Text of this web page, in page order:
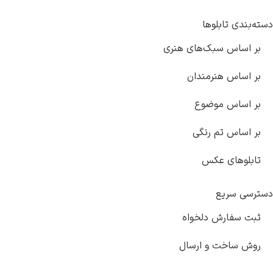
تابلوها
اساس سبک‌های هنری
اساس هنرمندان
اساس موضوع
اساس تم رنگی
عکس
سریع
سفارش دلخواه
ساخت و ارسال